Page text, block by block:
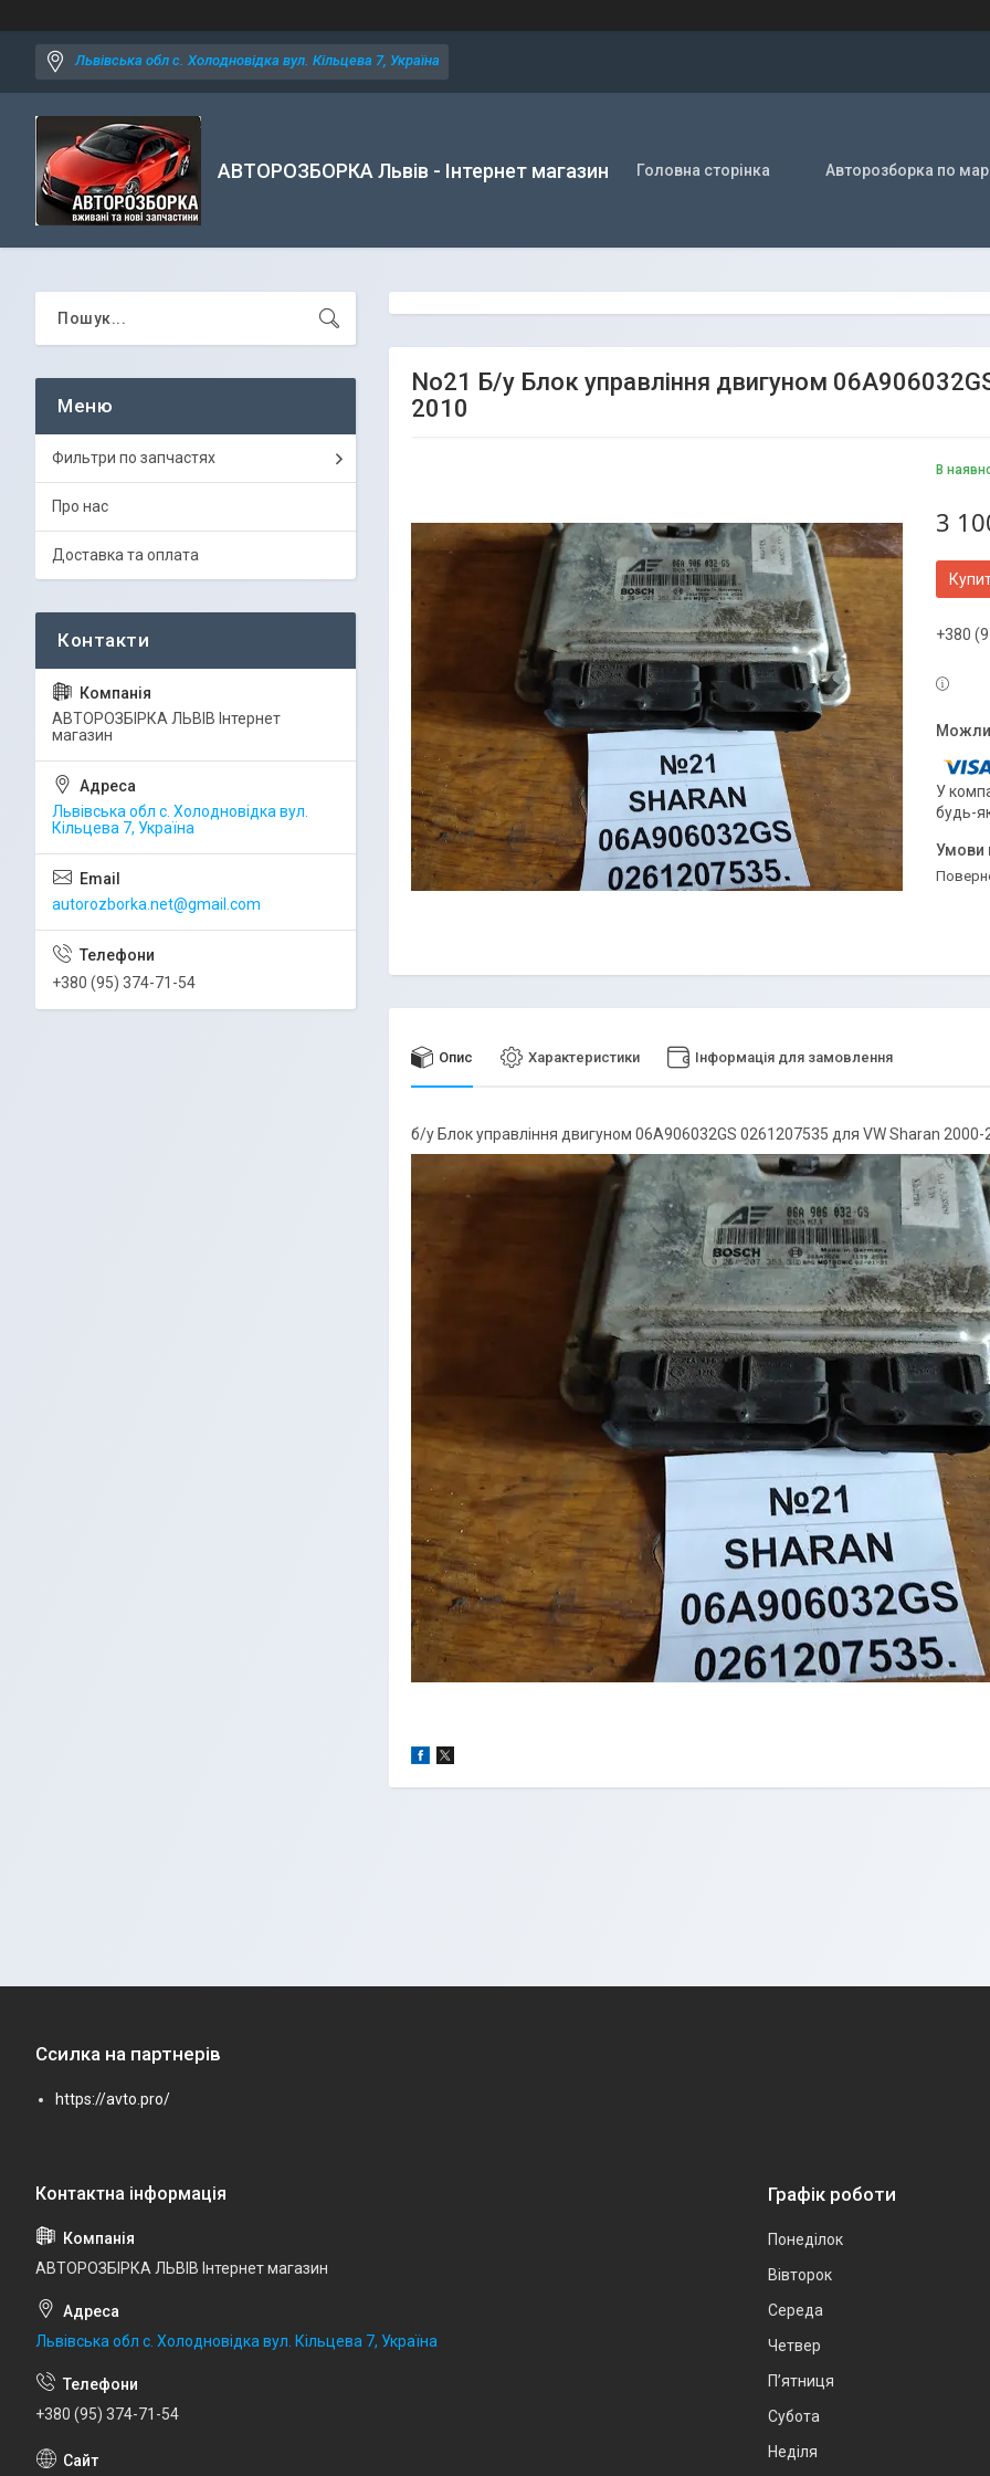
Львівська обл с. Холодновідка вул. Кільцева 7, Україна
АВТОРОЗБОРКА Львів - Інтернет магазин Головна сторінка Авторозборка по
No21 Б/у Блок управління двигуном
2010
В
3
+380
У
будь-
Опис Характеристики Інформація для замовлення
б/у Блок управління двигуном 06A906032GS 0261207535 для VW Sharan 2000-
Фильтри по запчастях
Про нас
Доставка та оплата
АВТОРОЗБІРКА ЛЬВІВ Інтернет
магазин
Львівська обл с. Холодновідка вул.
Кільцева 7, Україна
autorozborka.net@gmail.com
+380 (95) 374-71-54
Ссилка на партнерів
https://avto.pro/
АВТОРОЗБІРКА ЛЬВІВ Інтернет магазин
Львівська обл с. Холодновідка вул. Кільцева 7, Україна
+380 (95) 374-71-54
Графік роботи
Понеділок
Вівторок
Середа
Четвер
Пʼятниця
Субота
Неділя